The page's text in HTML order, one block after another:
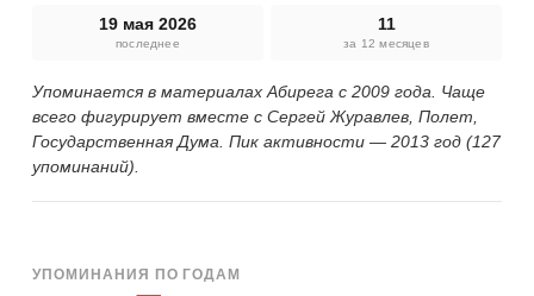
19 мая 2026
последнее
11
за 12 месяцев
Упоминается в материалах Абирега с 2009 года. Чаще
всего фигурирует вместе с Сергей Журавлев, Полет,
Государственная Дума. Пик активности — 2013 год (127
упоминаний).
УПОМИНАНИЯ ПО ГОДАМ